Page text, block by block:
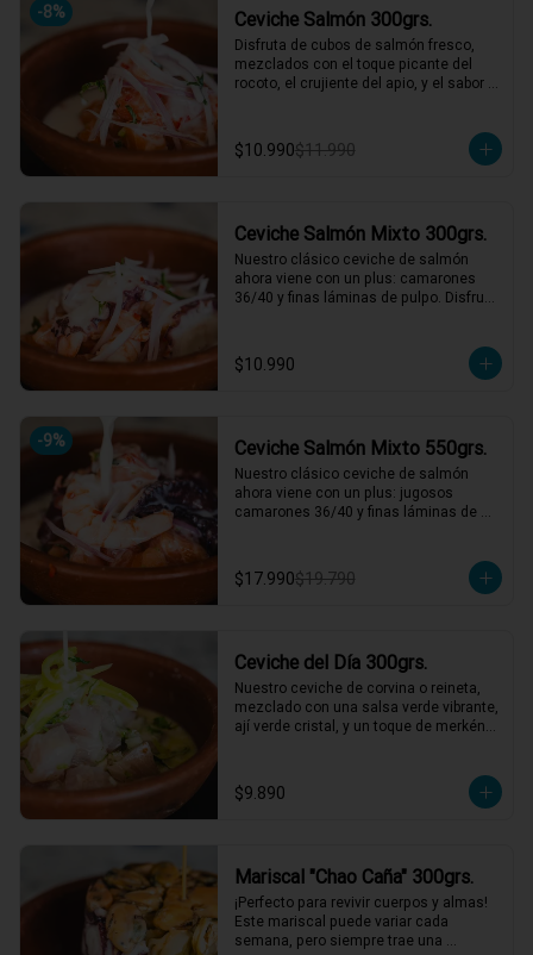
-8% Ceviche Salmón 300grs.
Disfruta de cubos de salmón fresco,
mezclados con el toque picante del
rocoto, el crujiente del apio, y el sabor
nuestra leche de tigre, que le da ese
punch perfecto. ¡Ideal para esos
*El peso neto corresponde al producto
en su presentación completa, salsas o
acompañamientos incluidos.
$10.990$11.990
Ceviche Salmón Mixto 300grs.
Nuestro clásico ceviche de salmón
ahora viene con un plus: camarones
36/40 y finas láminas de pulpo. Disfruta
leche de tigre que hará bailar tu paladar
🐟🦐🦑
en su presentación completa, salsas o
acompañamientos incluidos.
$10.990
-9% Ceviche Salmón Mixto 550grs.
Nuestro clásico ceviche de salmón
ahora viene con un plus: jugosos
camarones 36/40 y finas láminas de
todo bañado en una leche de tigre que
hará bailar tu paladar 🐟🦐🦑
*El peso neto corresponde al producto
en su presentación completa, salsas o
acompañamientos incluidos.
$17.990$19.790
Ceviche del Día 300grs.
Nuestro ceviche de corvina o reineta,
mezclado con una salsa verde vibrante,
ají verde cristal, y un toque de merkén
reducción de chardonnay y un toque de
aceite de oliva. ¡Una explosión de
*El peso neto corresponde al producto
en su presentación completa, salsas o
acompañamientos incluidos.
$9.890
Mariscal "Chao Caña" 300grs.
¡Perfecto para revivir cuerpos y almas!
Este mariscal puede variar cada
semana, pero siempre trae una